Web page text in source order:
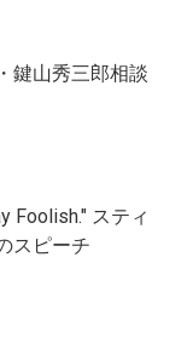
鍵山秀三郎相談
Foolish." スティ
スピーチ